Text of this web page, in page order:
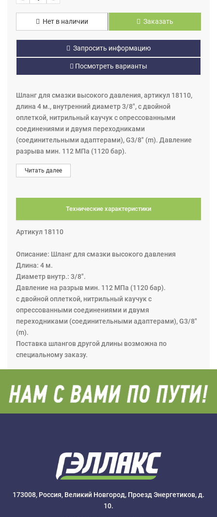
Нет в наличии Заказать
Запросить информацию
Посмотреть варианты
Шланг для смазки высокого давления, артикул 18110,
длина 4 м., внутренний диаметр 3/8", с двойной
оплеткой, нитрильный каучук с опрессованными
соединениями и двумя переходниками
(соединительными адаптерами), G3/8" (m). Давление
разрыва мин. 112 МПа (1120 бар).
Поставка шлангов другой длины возможна по
специальному заказу.
Читать далее
Технические характеристики
Артикул 18110
Описание: Шланг для смазки высокого давления
Длина: 4 м.
Диаметр внутр.: 3/8".
Давление на разрыв мин. 112 МПа (1120 бар).
с двойной оплеткой, нитрильный каучук с
опрессованными соединениями и двумя
переходниками (соединительными адаптерами), G3/8"
(m).
Поставка шлангов другой длины возможна по
специальному заказу.
173008, Россия, Великий Новгород, Проезд Энергетиков, д.
10.